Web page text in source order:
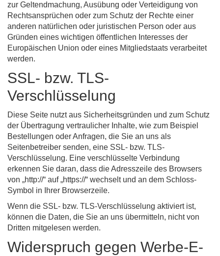
zur Geltendmachung, Ausübung oder Verteidigung von
Rechtsansprüchen oder zum Schutz der Rechte einer
anderen natürlichen oder juristischen Person oder aus
Gründen eines wichtigen öffentlichen Interesses der
Europäischen Union oder eines Mitgliedstaats verarbeitet
werden.
SSL- bzw. TLS-
Verschlüsselung
Diese Seite nutzt aus Sicherheitsgründen und zum Schutz
der Übertragung vertraulicher Inhalte, wie zum Beispiel
Bestellungen oder Anfragen, die Sie an uns als
Seitenbetreiber senden, eine SSL- bzw. TLS-
Verschlüsselung. Eine verschlüsselte Verbindung
erkennen Sie daran, dass die Adresszeile des Browsers
von „http://“ auf „https://“ wechselt und an dem Schloss-
Symbol in Ihrer Browserzeile.
Wenn die SSL- bzw. TLS-Verschlüsselung aktiviert ist,
können die Daten, die Sie an uns übermitteln, nicht von
Dritten mitgelesen werden.
Widerspruch gegen Werbe-E-